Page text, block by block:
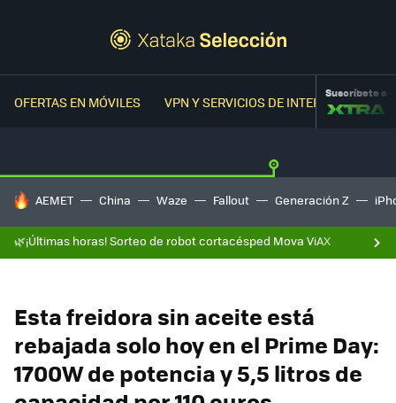
OFERTAS EN MÓVILES VPN Y SERVICIOS DE INTERNETSuscríbete a
HOY SE HABLA DE
AEMET China Waze Fallout Generación Z
🌿¡Últimas horas! Sorteo de robot cortacésped Mova ViAX
Esta freidora sin aceite está
rebajada solo hoy en el Prime Day:
1700W de potencia y 5,5 litros de